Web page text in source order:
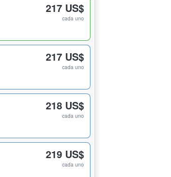
217 US$
cada uno
217 US$
cada uno
218 US$
cada uno
219 US$
cada uno